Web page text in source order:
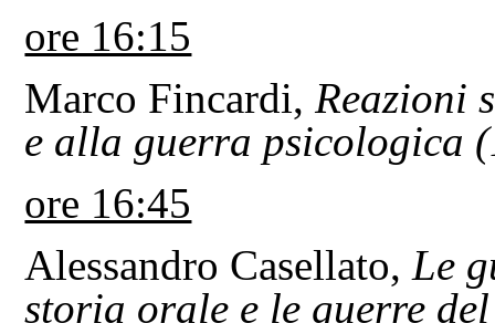
ore 16:15
Marco Fincardi,Reazioni
e alla guerra psicologica
ore 16:45
Alessandro Casellato, Le
storia orale e le guerre